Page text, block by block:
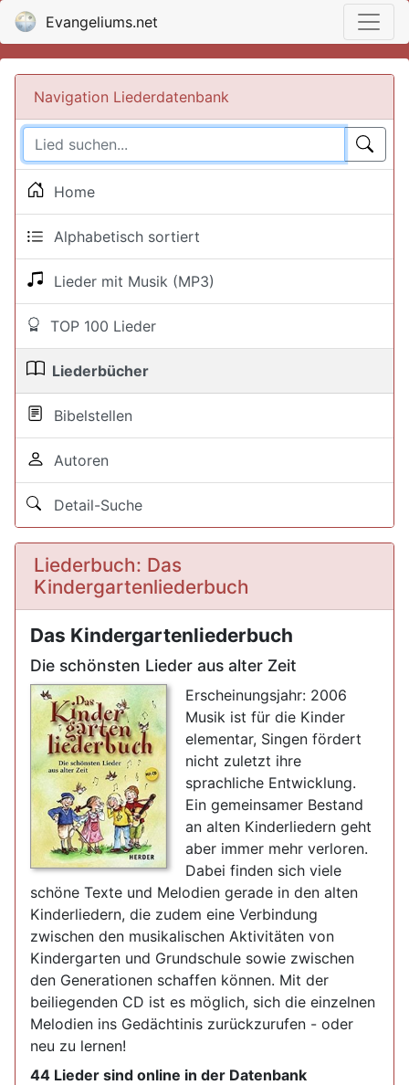
Evangeliums.net
Navigation Liederdatenbank
Home
Alphabetisch sortiert
Lieder mit Musik (MP3)
TOP 100 Lieder
Liederbücher
Bibelstellen
Autoren
Detail-Suche
Liederbuch: Das
Kindergartenliederbuch
Das Kindergartenliederbuch
Die schönsten Lieder aus alter Zeit
Erscheinungsjahr: 2006
Musik ist für die Kinder
elementar, Singen fördert
nicht zuletzt ihre
sprachliche Entwicklung.
Ein gemeinsamer Bestand
an alten Kinderliedern geht
aber immer mehr verloren.
Dabei finden sich viele
schöne Texte und Melodien gerade in den alten
Kinderliedern, die zudem eine Verbindung
zwischen den musikalischen Aktivitäten von
Kindergarten und Grundschule sowie zwischen
den Generationen schaffen können. Mit der
beiliegenden CD ist es möglich, sich die einzelnen
Melodien ins Gedächtinis zurückzurufen - oder
neu zu lernen!
44 Lieder sind online in der Datenbank